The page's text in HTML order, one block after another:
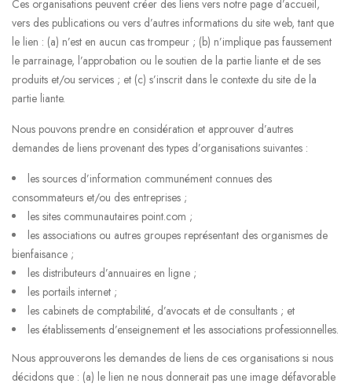
Ces organisations peuvent créer des liens vers notre page d’accueil,
vers des publications ou vers d’autres informations du site web, tant que
le lien : (a) n’est en aucun cas trompeur ; (b) n’implique pas faussement
le parrainage, l’approbation ou le soutien de la partie liante et de ses
produits et/ou services ; et (c) s’inscrit dans le contexte du site de la
partie liante.
Nous pouvons prendre en considération et approuver d’autres
demandes de liens provenant des types d’organisations suivantes :
les sources d’information communément connues des
consommateurs et/ou des entreprises ;
les sites communautaires point.com ;
les associations ou autres groupes représentant des organismes de
bienfaisance ;
les distributeurs d’annuaires en ligne ;
les portails internet ;
les cabinets de comptabilité, d’avocats et de consultants ; et
les établissements d’enseignement et les associations professionnelles.
Nous approuverons les demandes de liens de ces organisations si nous
décidons que : (a) le lien ne nous donnerait pas une image défavorable